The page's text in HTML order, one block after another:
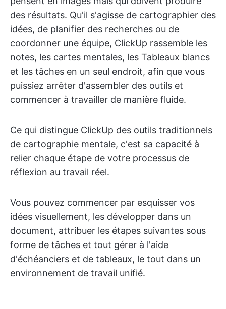
des résultats. Qu'il s'agisse de cartographier des
idées, de planifier des recherches ou de
coordonner une équipe, ClickUp rassemble les
notes, les cartes mentales, les Tableaux blancs
et les tâches en un seul endroit, afin que vous
puissiez arrêter d'assembler des outils et
commencer à travailler de manière fluide.
Ce qui distingue ClickUp des outils traditionnels
de cartographie mentale, c'est sa capacité à
relier chaque étape de votre processus de
réflexion au travail réel.
Vous pouvez commencer par esquisser vos
idées visuellement, les développer dans un
document, attribuer les étapes suivantes sous
forme de tâches et tout gérer à l'aide
d'échéanciers et de tableaux, le tout dans un
environnement de travail unifié.